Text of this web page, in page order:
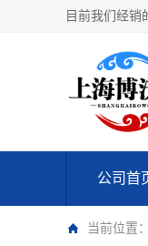
公司首
当前位置：